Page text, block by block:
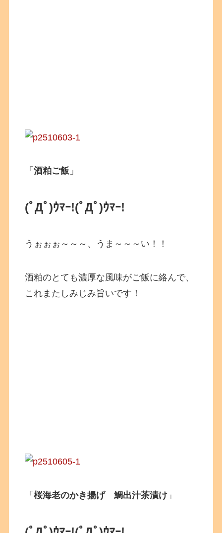
「酒粕ご飯 」
(ﾟДﾟ)ｳﾏｰ!(ﾟДﾟ)ｳﾏｰ!
うぉぉぉ～～～、うま～～～い！！
酒粕のとても濃厚な風味がご飯に絡んで、
これまたしみじみ旨いです！
「桜海老のかき揚げ 鯛出汁茶漬け 」